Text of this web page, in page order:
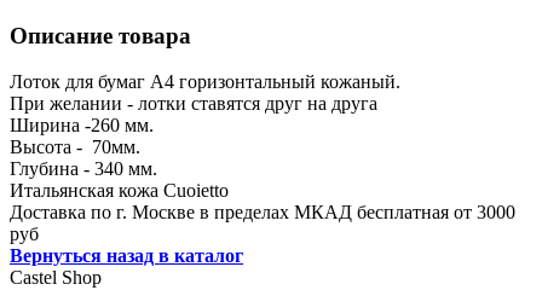
Описание товара
Лоток для бумаг А4 горизонтальный кожаный.
При желании - лотки ставятся друг на друга
Ширина -260 мм.
Высота - 70мм.
Глубина - 340 мм.
Итальянская кожа Cuoietto
Доставка по г. Москве в пределах МКАД бесплатная от 3000
руб
Вернуться назад в каталог
Castel Shop